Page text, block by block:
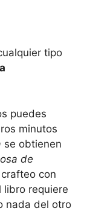
tipo
puedes
minutos
se obtienen
de
con
libro requiere
nada del otro